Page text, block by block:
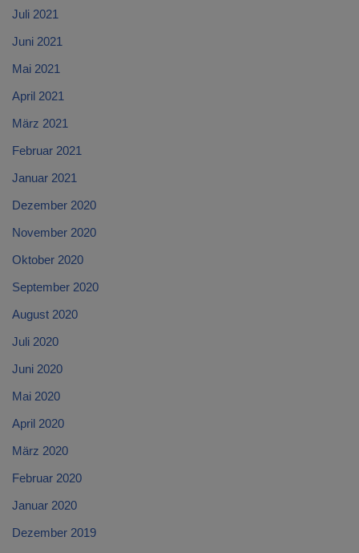
Juli 2021
Juni 2021
Mai 2021
April 2021
März 2021
Februar 2021
Januar 2021
Dezember 2020
November 2020
Oktober 2020
September 2020
August 2020
Juli 2020
Juni 2020
Mai 2020
April 2020
März 2020
Februar 2020
Januar 2020
Dezember 2019